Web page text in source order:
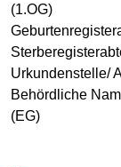
(1.OG)
Urkundenstelle/
Behördliche
(EG)